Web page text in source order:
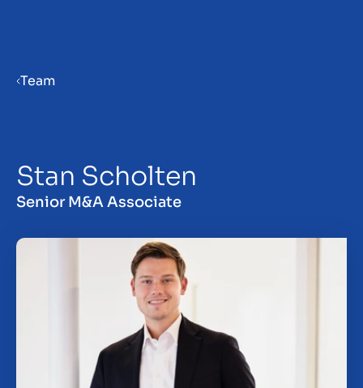
Bedrijf verkopen
Team
Stan Scholten
Senior M&A Associate